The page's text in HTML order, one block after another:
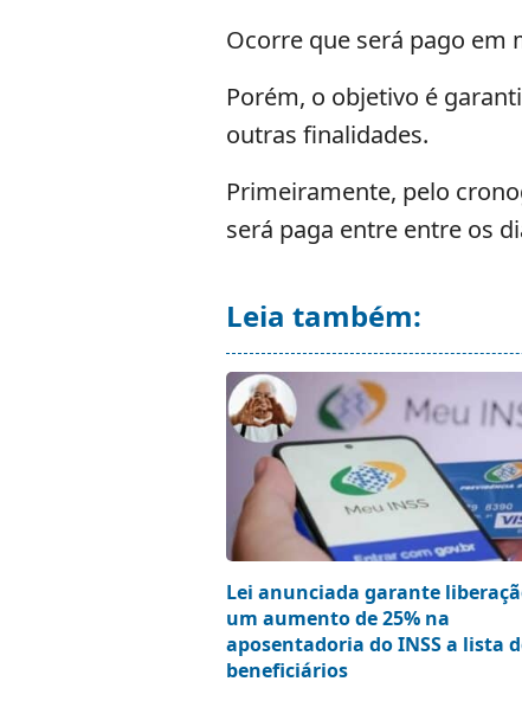
Ocorre que será pago em
Porém, o objetivo é
outras finalidades.
Primeiramente, pelo
será paga entre entre os
Leia também:
Lei anunciada garante
um aumento de 25% na
aposentadoria do INSS a lista
beneficiários